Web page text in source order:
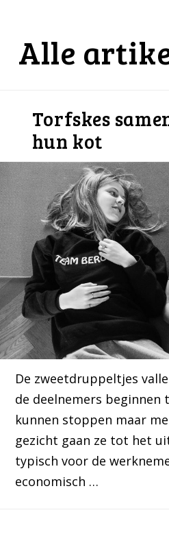
Alle
Torfskes
hun kot
De zweetdruppeltjes
de deelnemers beginnen
kunnen stoppen maar
gezicht gaan ze tot het
typisch voor de
economisch …